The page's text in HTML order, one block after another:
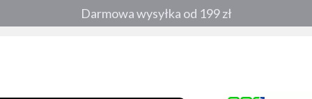
zamówienia telefoniczne: 508 053 391 ,508 686 242
Darmowa wysyłka od 199 zł